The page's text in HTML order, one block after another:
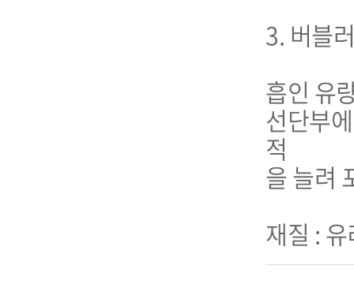
3. 버블러
흡인 유
선단부
적
을 늘려
재질 :